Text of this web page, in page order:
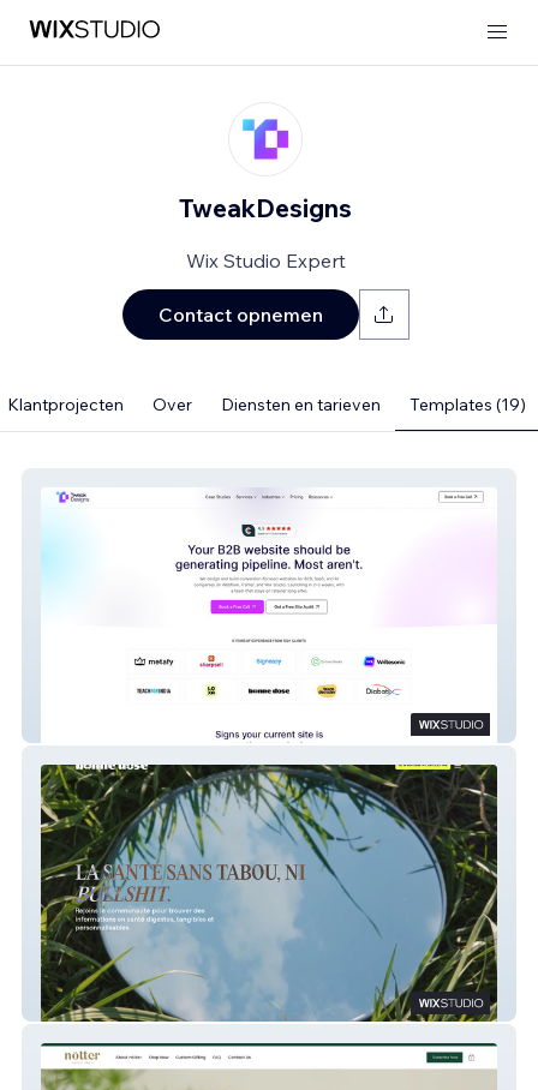
TweakDesigns
Wix Studio Expert
Contact opnemen
Klantprojecten Over Diensten en tarieven Templates (19)
Bonne Dose